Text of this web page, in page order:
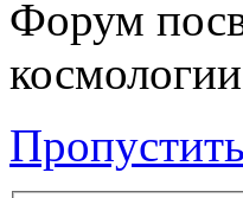
Форум
космологии
Пропустить